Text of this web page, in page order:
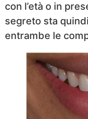
con l’età o in
segreto sta
entrambe le